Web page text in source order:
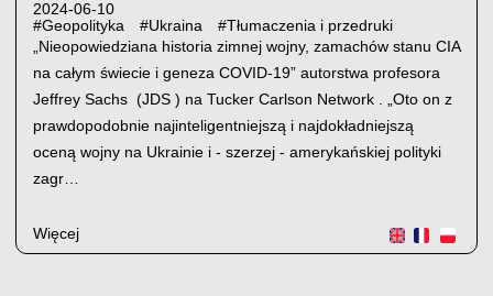
2024-06-10
#Geopolityka #Ukraina #Tłumaczenia i przedruki
„Nieopowiedziana historia zimnej wojny, zamachów stanu CIA
na całym świecie i geneza COVID-19” autorstwa profesora
Jeffrey Sachs (JDS ) na Tucker Carlson Network . „Oto on z
prawdopodobnie najinteligentniejszą i najdokładniejszą
oceną wojny na Ukrainie i - szerzej - amerykańskiej polityki
zagr…
Więcej